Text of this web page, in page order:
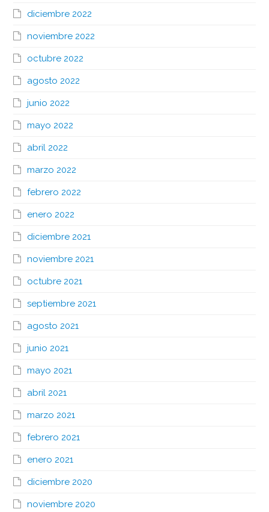
diciembre 2022
noviembre 2022
octubre 2022
agosto 2022
junio 2022
mayo 2022
abril 2022
marzo 2022
febrero 2022
enero 2022
diciembre 2021
noviembre 2021
octubre 2021
septiembre 2021
agosto 2021
junio 2021
mayo 2021
abril 2021
marzo 2021
febrero 2021
enero 2021
diciembre 2020
noviembre 2020